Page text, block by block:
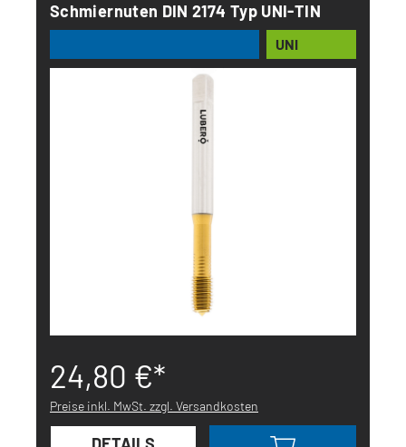
Schmiernuten DIN 2174 Typ UNI-TIN
UNI
24,80 €*
Preise inkl. MwSt. zzgl. Versandkosten